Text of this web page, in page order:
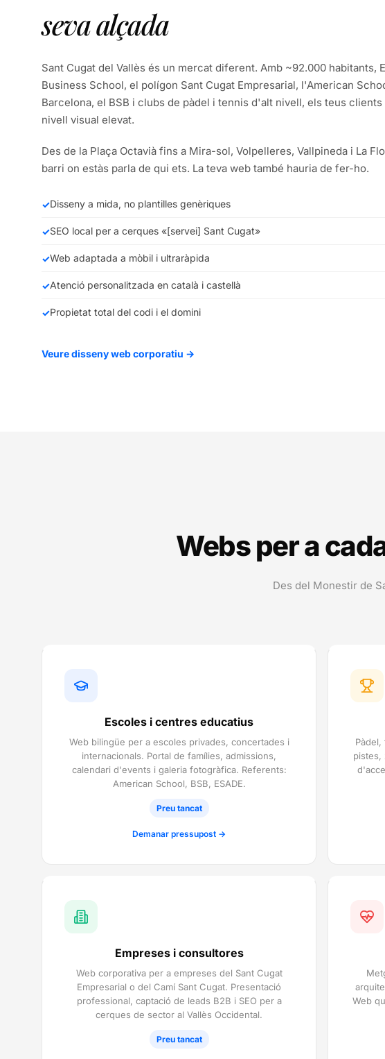
seva alçada
Sant Cugat del Vallès és un mercat diferent. Amb ~92.000 habitants,
Business School, el polígon Sant Cugat Empresarial, l'American
Barcelona, el BSB i clubs de pàdel i tennis d'alt nivell, els teus
nivell visual elevat.
Des de la Plaça Octavià fins a Mira-sol, Volpelleres, Vallpineda i La
barri on estàs parla de qui ets. La teva web també hauria de fer-ho.
Disseny a mida, no plantilles genèriques
SEO local per a cerques «[servei] Sant Cugat»
Web adaptada a mòbil i ultraràpida
Atenció personalitzada en català i castellà
Propietat total del codi i el domini
Veure disseny web corporatiu →
Webs per a
Des del Monestir de
Escoles i centres educatius
Web bilingüe per a escoles privades, concertades i
internacionals. Portal de famílies, admissions,
calendari d'events i galeria fotogràfica. Referents:
American School, BSB, ESADE.
Preu tancat
Demanar pressupost →
pistes,
Empreses i consultores
Web corporativa per a empreses del Sant Cugat
Empresarial o del Camí Sant Cugat. Presentació
professional, captació de leads B2B i SEO per a
cerques de sector al Vallès Occidental.
Preu tancat
Web